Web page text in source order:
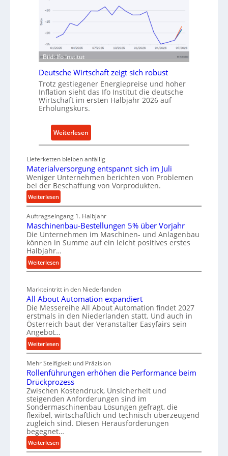
n
u
s
t
r
i
E
r
a
t
z
l
e
n
d
ü
r
n
a
c
a
l
i
g
e
W
r
k
z
e
a
u
p
r
e
s
s
Bild: Ifo Institut
Deutsche Wirtschaft zeigt sich robust
Trotz gestiegener Energiepreise und hoher
Inflation sieht das Ifo Institut die deutsche
Wirtschaft im ersten Halbjahr 2026 auf
Erholungskurs.
Weiterlesen
D
u
t
s
h
e
W
s
h
a
f
t
i
g
t
s
i
c
h
b
Lieferketten bleiben anfällig
Materialversorgung entspannt sich im Juli
Weniger Unternehmen berichten von Problemen
bei der Beschaffung von Vorprodukten.
Weiterlesen:
M
a
t
e
r
i
a
l
e
r
s
o
u
n
g
e
n
t
s
p
a
n
n
Auftragseingang 1. Halbjahr
Maschinenbau-Bestellungen 5% über Vorjahr
Die Unternehmen im Maschinen- und Anlagenbau
können in Summe auf ein leicht positives erstes
Halbjahr…
Weiterlesen:
M
s
c
h
i
n
e
n
a
u
-
B
e
s
t
e
l
Markteintritt in den Niederlanden
All About Automation expandiert
Die Messereihe All About Automation findet 2027
erstmals in den Niederlanden statt. Und auch in
Österreich baut der Veranstalter Easyfairs sein
Angebot…
Weiterlesen:
A
l
l
A
b
o
u
t
t
Mehr Steifigkeit und Präzision
Rollenführungen erhöhen die Performance beim
Drückprozess
Zwischen Kostendruck, Unsicherheit und
steigenden Anforderungen sind im
Sondermaschinenbau Lösungen gefragt, die
flexibel, wirtschaftlich und technisch überzeugend
zugleich sind. Diesen Herausforderungen
begegnet…
Weiterlesen:
R